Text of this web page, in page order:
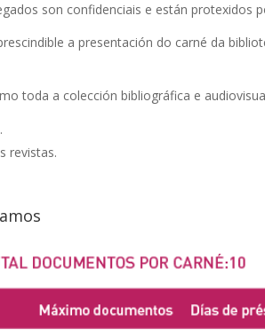
son confidenciais e están protexidos
a presentación do carné da
toda a colección bibliográfica e
revistas.